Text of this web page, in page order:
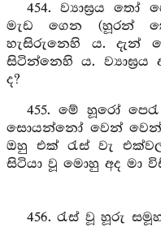
454. ව්‍යාඝ්‍රය තෝ
මැඩ ගෙන (හූරන්
හැසිරුනෙහි ය. දැන්
සිටින්නෙහි ය. ව්‍යාඝ්‍රය
ද?
455. මේ හූරෝ
සොයන්නෝ වෙන් වෙන්
ඔහු එක් රැස් වැ
සිටියා වූ මොහු අද මා
456. රැස් වූ හූරු